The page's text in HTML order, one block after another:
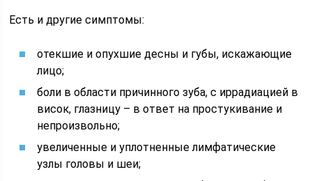
Есть и другие симптомы:
отекшие и опухшие десны и губы, искажающие
лицо;
боли в области причинного зуба, с иррадиацией в
висок, глазницу – в ответ на простукивание и
непроизвольно;
увеличенные и уплотненные лимфатические
узлы головы и шеи;